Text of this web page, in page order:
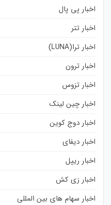
اخبار پی پال
اخبار تتر
اخبار ترا(LUNA)
اخبار ترون
اخبار تزوس
اخبار چین لینک
اخبار دوج کوین
اخبار دیفای
اخبار ریپل
اخبار زی کش
اخبار سهام های بین المللی